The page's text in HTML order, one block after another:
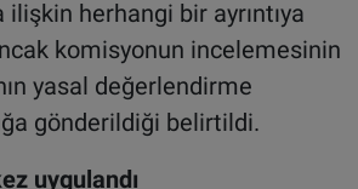
ilişkin herhangi bir ayrıntıya
komisyonun incelemesinin
yasal değerlendirme
gönderildiği belirtildi.
uygulandı